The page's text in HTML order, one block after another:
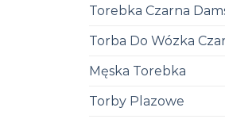
Torebka Czarna
Torba Do Wózka
Męska Torebka
Torby Plazowe